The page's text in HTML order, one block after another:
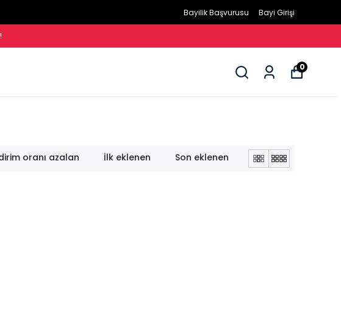
Bayilik Başvurusu Bayi Girişi
0
oranı azalan İlk eklenen Son eklenen